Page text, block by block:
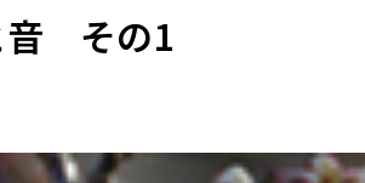
音 その1